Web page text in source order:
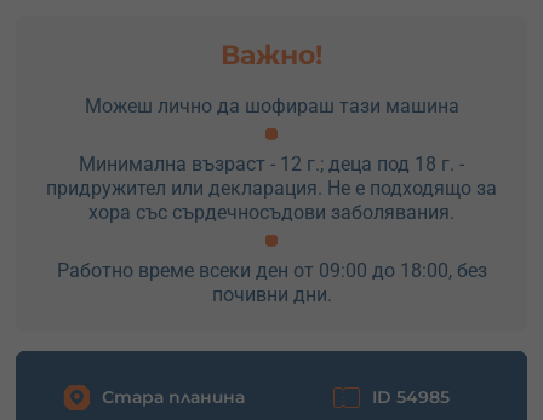
Важно!
Можеш лично да шофираш тази машина
Минимална възраст - 12 г.; деца под 18 г. -
придружител или декларация. Не е подходящо за
хора със сърдечносъдови заболявания.
Работно време всеки ден от 09:00 до 18:00, без
почивни дни.
Стара планина ID 54985